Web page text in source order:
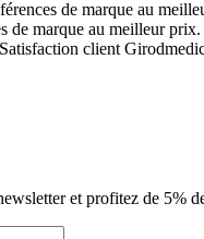
de marque au meilleur prix.
Satisfaction client
et profitez de 5%